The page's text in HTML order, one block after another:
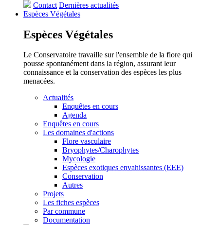
Contact Dernières actualités
Espèces Végétales
Espèces Végétales
Le Conservatoire travaille sur l'ensemble de la flore qui
pousse spontanément dans la région, assurant leur
connaissance et la conservation des espèces les plus
menacées.
Actualités
Enquêtes en cours
Agenda
Enquêtes en cours
Les domaines d'actions
Flore vasculaire
Bryophytes/Charophytes
Mycologie
Espèces exotiques envahissantes (EEE)
Conservation
Autres
Projets
Les fiches espèces
Par commune
Documentation